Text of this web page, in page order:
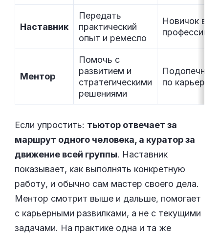
Наставник
Передать
практический
опыт и ремесло
Новичок в
профессии
Ментор
Помочь с
развитием и
стратегическими
решениями
Подопечный
по карьере
Если упростить: тьютор отвечает за
маршрут одного человека, а куратор за
движение всей группы. Наставник
показывает, как выполнять конкретную
работу, и обычно сам мастер своего дела.
Ментор смотрит выше и дальше, помогает
с карьерными развилками, а не с текущими
задачами. На практике одна и та же